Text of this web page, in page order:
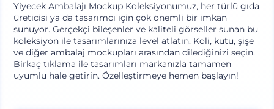
Yiyecek Ambalajı Mockup Koleksiyonumuz, her türlü gıda
üreticisi ya da tasarımcı için çok önemli bir imkan
sunuyor. Gerçekçi bileşenler ve kaliteli görseller sunan bu
koleksiyon ile tasarımlarınıza level atlatın. Koli, kutu, şişe
ve diğer ambalaj mockupları arasından dilediğinizi seçin.
Birkaç tıklama ile tasarımları markanızla tamamen
uyumlu hale getirin. Özelleştirmeye hemen başlayın!